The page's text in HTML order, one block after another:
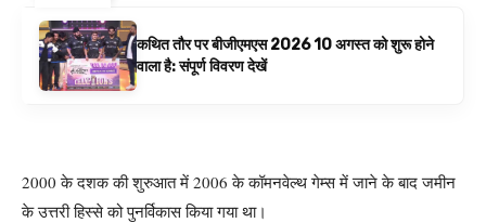
कथित तौर पर बीजीएमएस 2026 10 अगस्त को शुरू होने
वाला है: संपूर्ण विवरण देखें
2000 के दशक की शुरुआत में 2006 के कॉमनवेल्थ गेम्स में जाने के बाद जमीन
के उत्तरी हिस्से को पुनर्विकास किया गया था।